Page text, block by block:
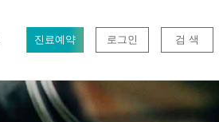
진료예약 로그인 검 색